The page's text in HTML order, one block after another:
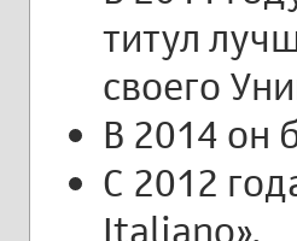
титул
своего
В 2014 он
С 2012
Italiano».